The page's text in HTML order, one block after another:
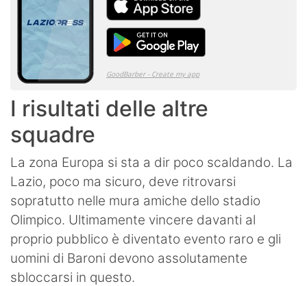
I risultati delle altre
squadre
La zona Europa si sta a dir poco scaldando. La
Lazio, poco ma sicuro, deve ritrovarsi
sopratutto nelle mura amiche dello stadio
Olimpico. Ultimamente vincere davanti al
proprio pubblico è diventato evento raro e gli
uomini di Baroni devono assolutamente
sbloccarsi in questo.